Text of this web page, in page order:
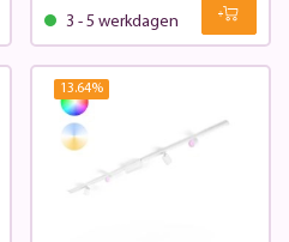
3 - 5 werkdagen
13.64%